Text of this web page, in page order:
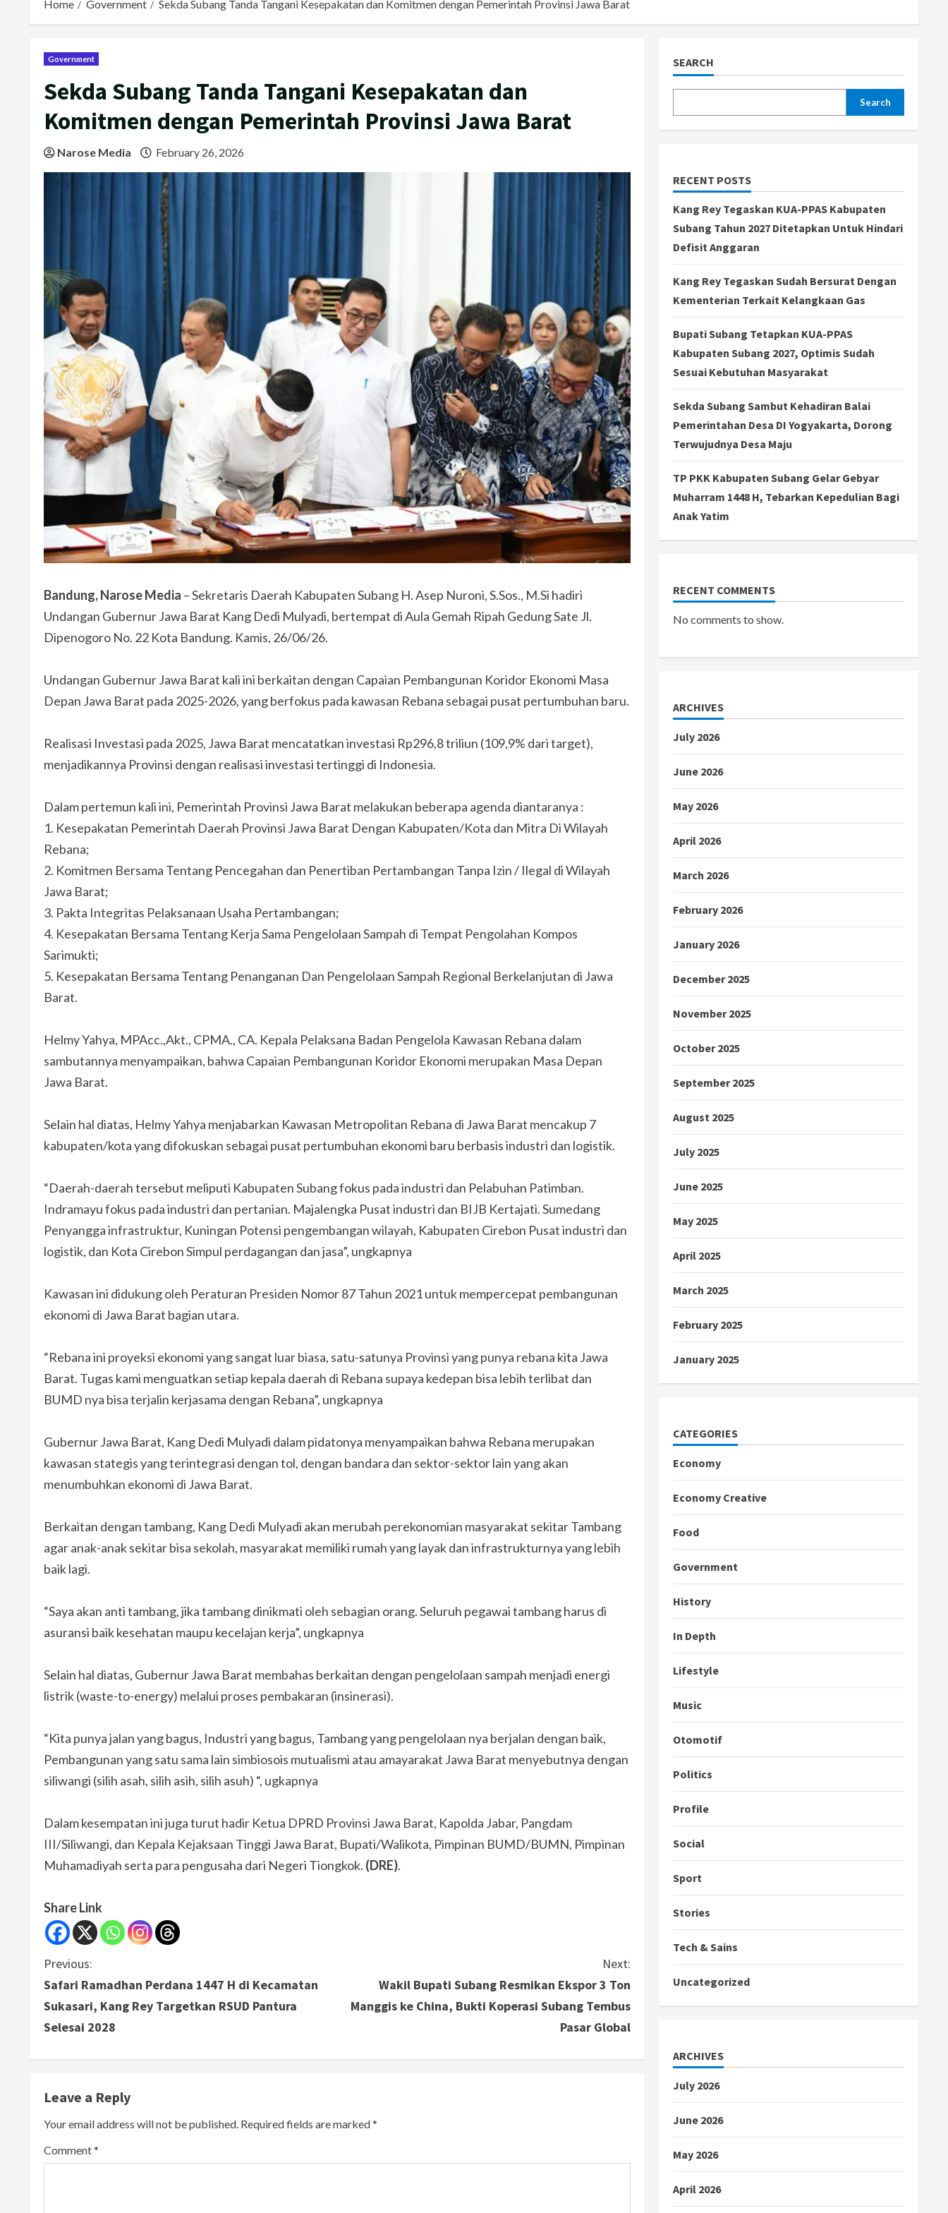
Home Government Sekda Subang Tanda Tangani Kesepakatan dan Komitmen dengan Pemerintah Provinsi Jawa Barat
Government
Sekda Subang Tanda Tangani Kesepakatan dan
Komitmen dengan Pemerintah Provinsi Jawa Barat
Narose Media February 26, 2026
Bandung, Narose Media – Sekretaris Daerah Kabupaten Subang H. Asep Nuroni, S.Sos., M.Si hadiri
Undangan Gubernur Jawa Barat Kang Dedi Mulyadi, bertempat di Aula Gemah Ripah Gedung Sate Jl.
Dipenogoro No. 22 Kota Bandung. Kamis, 26/06/26.
Undangan Gubernur Jawa Barat kali ini berkaitan dengan Capaian Pembangunan Koridor Ekonomi Masa
Depan Jawa Barat pada 2025-2026, yang berfokus pada kawasan Rebana sebagai pusat pertumbuhan baru.
Realisasi Investasi pada 2025, Jawa Barat mencatatkan investasi Rp296,8 triliun (109,9% dari target),
menjadikannya Provinsi dengan realisasi investasi tertinggi di Indonesia.
Dalam pertemun kali ini, Pemerintah Provinsi Jawa Barat melakukan beberapa agenda diantaranya :
1.⁠ ⁠Kesepakatan Pemerintah Daerah Provinsi Jawa Barat Dengan Kabupaten/Kota dan Mitra Di Wilayah
Rebana;
2.⁠ ⁠Komitmen Bersama Tentang Pencegahan dan Penertiban Pertambangan Tanpa Izin / Ilegal di Wilayah
Jawa Barat;
3.⁠ ⁠Pakta Integritas Pelaksanaan Usaha Pertambangan;
4.⁠ ⁠Kesepakatan Bersama Tentang Kerja Sama Pengelolaan Sampah di Tempat Pengolahan Kompos
Sarimukti;
5.⁠ ⁠Kesepakatan Bersama Tentang Penanganan Dan Pengelolaan Sampah Regional Berkelanjutan di Jawa
Barat.
Helmy Yahya, MPAcc.,Akt., CPMA., CA. Kepala Pelaksana Badan Pengelola Kawasan Rebana dalam
sambutannya menyampaikan, bahwa Capaian Pembangunan Koridor Ekonomi merupakan Masa Depan
Jawa Barat.
Selain hal diatas, Helmy Yahya menjabarkan Kawasan Metropolitan Rebana di Jawa Barat mencakup 7
kabupaten/kota yang difokuskan sebagai pusat pertumbuhan ekonomi baru berbasis industri dan logistik.
“Daerah-daerah tersebut meliputi Kabupaten Subang fokus pada industri dan Pelabuhan Patimban.
Indramayu fokus pada industri dan pertanian. Majalengka Pusat industri dan BIJB Kertajati. Sumedang
Penyangga infrastruktur, Kuningan Potensi pengembangan wilayah, Kabupaten Cirebon Pusat industri dan
logistik, dan Kota Cirebon Simpul perdagangan dan jasa”, ungkapnya
Kawasan ini didukung oleh Peraturan Presiden Nomor 87 Tahun 2021 untuk mempercepat pembangunan
ekonomi di Jawa Barat bagian utara.
“Rebana ini proyeksi ekonomi yang sangat luar biasa, satu-satunya Provinsi yang punya rebana kita Jawa
Barat. Tugas kami menguatkan setiap kepala daerah di Rebana supaya kedepan bisa lebih terlibat dan
BUMD nya bisa terjalin kerjasama dengan Rebana”, ungkapnya
Gubernur Jawa Barat, Kang Dedi Mulyadi dalam pidatonya menyampaikan bahwa Rebana merupakan
kawasan stategis yang terintegrasi dengan tol, dengan bandara dan sektor-sektor lain yang akan
menumbuhkan ekonomi di Jawa Barat.
Berkaitan dengan tambang, Kang Dedi Mulyadi akan merubah perekonomian masyarakat sekitar Tambang
agar anak-anak sekitar bisa sekolah, masyarakat memiliki rumah yang layak dan infrastrukturnya yang lebih
baik lagi.
“Saya akan anti tambang, jika tambang dinikmati oleh sebagian orang. Seluruh pegawai tambang harus di
asuransi baik kesehatan maupu kecelajan kerja”, ungkapnya
Selain hal diatas, Gubernur Jawa Barat membahas berkaitan dengan pengelolaan sampah menjadi energi
listrik (waste-to-energy) melalui proses pembakaran (insinerasi).
“Kita punya jalan yang bagus, Industri yang bagus, Tambang yang pengelolaan nya berjalan dengan baik,
Pembangunan yang satu sama lain simbiosois mutualismi atau amayarakat Jawa Barat menyebutnya dengan
siliwangi (silih asah, silih asih, silih asuh) “, ugkapnya
Dalam kesempatan ini juga turut hadir Ketua DPRD Provinsi Jawa Barat, Kapolda Jabar, Pangdam
III/Siliwangi, dan Kepala Kejaksaan Tinggi Jawa Barat, Bupati/Walikota, Pimpinan BUMD/BUMN, Pimpinan
Muhamadiyah serta para pengusaha dari Negeri Tiongkok. (DRE).
Share Link
C
o
n
t
i
n
u
Previous:
Safari Ramadhan Perdana 1447 H di Kecamatan
Sukasari, Kang Rey Targetkan RSUD Pantura
Selesai 2028
Next:
Wakil Bupati Subang Resmikan Ekspor 3 Ton
Manggis ke China, Bukti Koperasi Subang Tembus
Pasar Global
Leave a Reply
Your email address will not be published. Required fields are marked*
Comment*
SEARCH
Search
RECENT POSTS
Kang Rey Tegaskan KUA-PPAS Kabupaten
Subang Tahun 2027 Ditetapkan Untuk Hindari
Defisit Anggaran
Kang Rey Tegaskan Sudah Bersurat Dengan
Kementerian Terkait Kelangkaan Gas
Bupati Subang Tetapkan KUA-PPAS
Kabupaten Subang 2027, Optimis Sudah
Sesuai Kebutuhan Masyarakat
Sekda Subang Sambut Kehadiran Balai
Pemerintahan Desa DI Yogyakarta, Dorong
Terwujudnya Desa Maju
TP PKK Kabupaten Subang Gelar Gebyar
Muharram 1448 H, Tebarkan Kepedulian Bagi
Anak Yatim
RECENT COMMENTS
No comments to show.
ARCHIVES
July 2026
June 2026
May 2026
April 2026
March 2026
February 2026
January 2026
December 2025
November 2025
October 2025
September 2025
August 2025
July 2025
June 2025
May 2025
April 2025
March 2025
February 2025
January 2025
CATEGORIES
Economy
Economy Creative
Food
Government
History
In Depth
Lifestyle
Music
Otomotif
Politics
Profile
Social
Sport
Stories
Tech & Sains
Uncategorized
ARCHIVES
July 2026
June 2026
May 2026
April 2026